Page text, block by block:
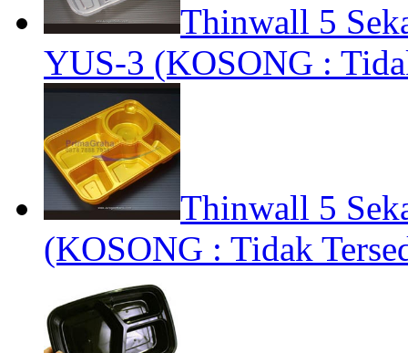
Thinwall 5
YUS-3 (KOSONG :
Thinwall 5
(KOSONG : Tidak